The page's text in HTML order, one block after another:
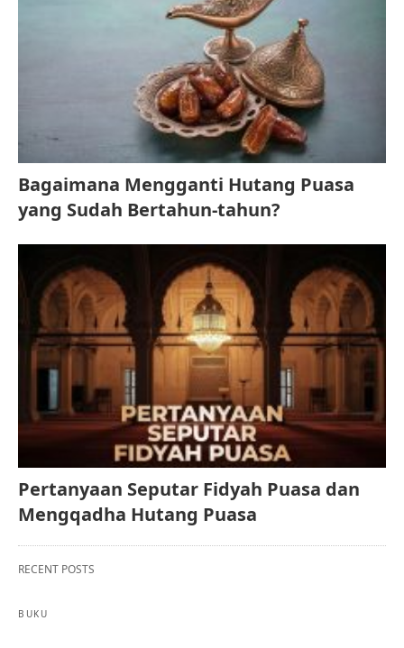
Bagaimana Mengganti Hutang Puasa
yang Sudah Bertahun-tahun?
Pertanyaan Seputar Fidyah Puasa dan
Mengqadha Hutang Puasa
RECENT POSTS
BUKU